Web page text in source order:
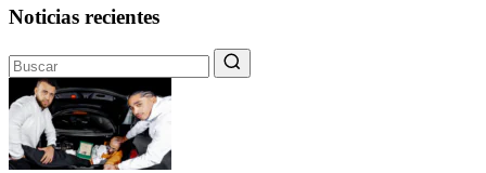
Noticias recientes